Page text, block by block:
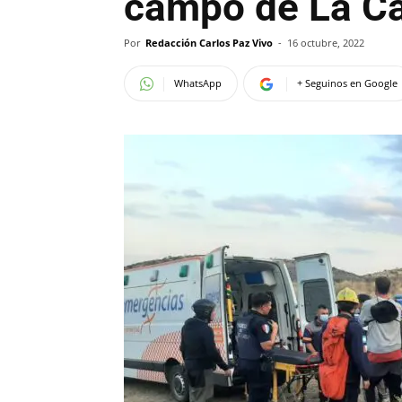
Por Redacción Carlos Paz Vivo - 16 octubre, 2022
WhatsApp + Seguinos en Google